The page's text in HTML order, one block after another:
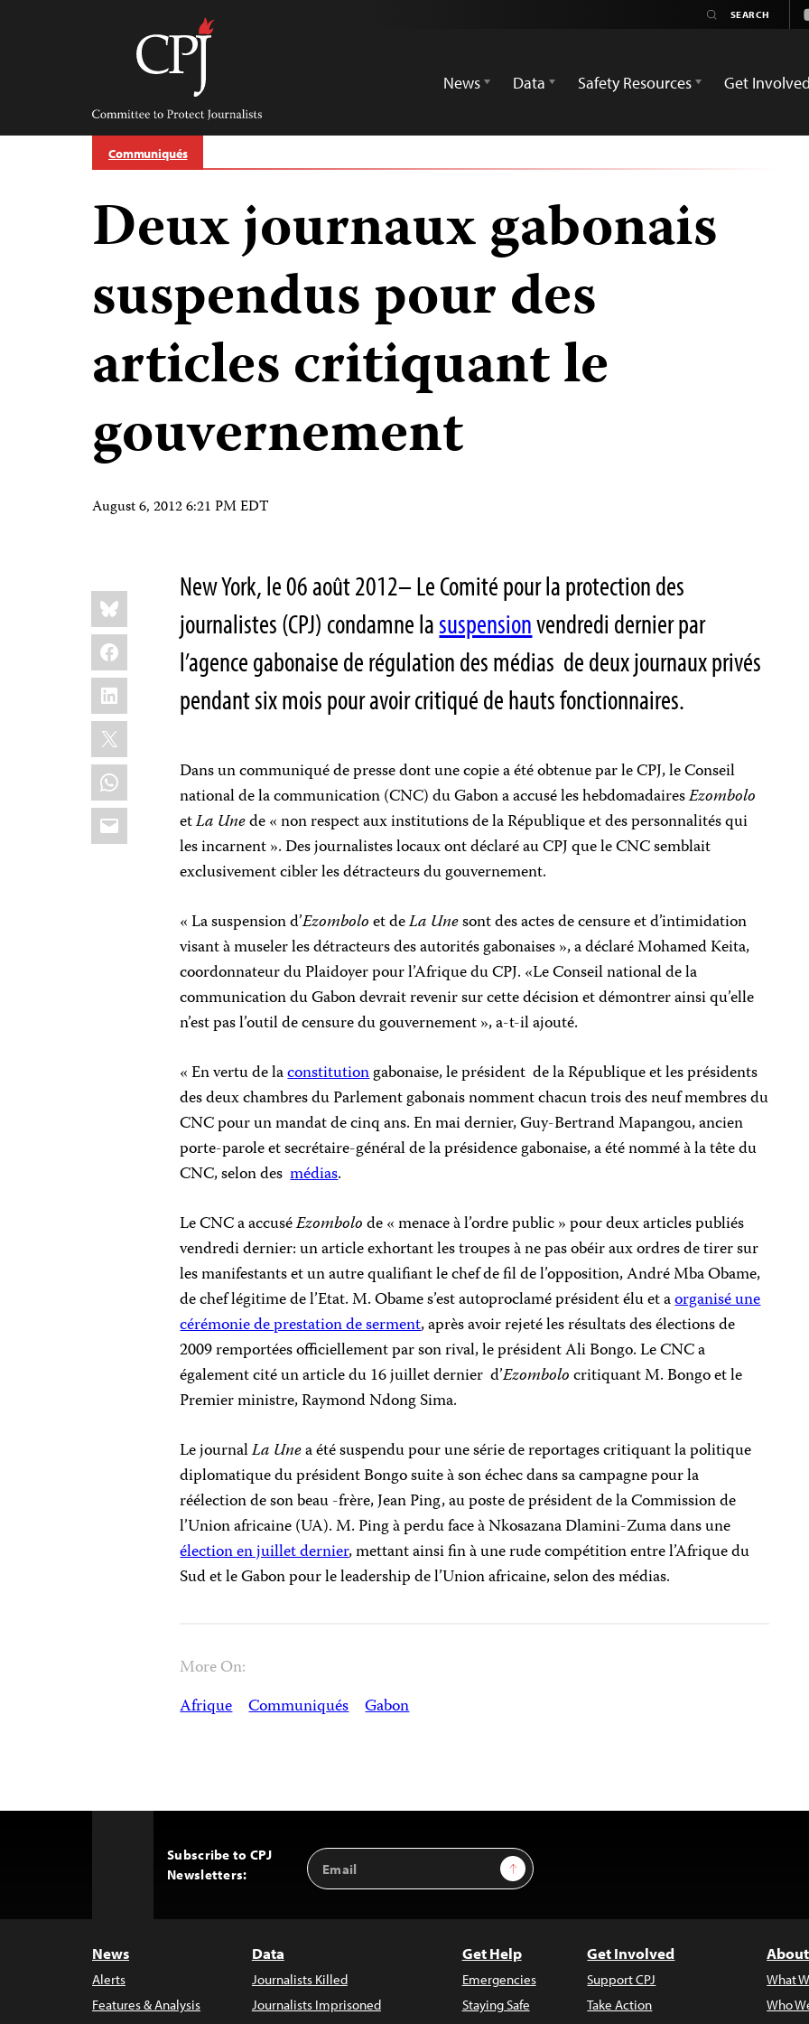
Committee
Protect
Journalists
News
Data Safety Resources Get Involved
Communiqués
Deux journaux gabonais
suspendus pour des
articles critiquant le
gouvernement
August 6, 2012 6:21 PM EDT
Share
this:
Bluesky
Facebook
LinkedIn
X
WhatsApp
Email
New York, le 06 août 2012– Le Comité pour la protection des
journalistes (CPJ) condamne lasuspensionvendredi dernier par
l’agence gabonaise de régulation des médias de deux journaux privés
pendant six mois pour avoir critiqué de hauts fonctionnaires.
Dans un communiqué de presse dont une copie a été obtenue par le CPJ, le Conseil
national de la communication (CNC) du Gabon a accusé les hebdomadairesEzombolo
etLa Unede « non respect aux institutions de la République et des personnalités qui
les incarnent ». Des journalistes locaux ont déclaré au CPJ que le CNC semblait
exclusivement cibler les détracteurs du gouvernement.
« La suspension d’Ezomboloet deLa Unesont des actes de censure et d’intimidation
visant à museler les détracteurs des autorités gabonaises », a déclaré Mohamed Keita,
coordonnateur du Plaidoyer pour l’Afrique du CPJ. «Le Conseil national de la
communication du Gabon devrait revenir sur cette décision et démontrer ainsi qu’elle
n’est pas l’outil de censure du gouvernement », a-t-il ajouté.
« En vertu de laconstitutiongabonaise, le président de la République et les présidents
des deux chambres du Parlement gabonais nomment chacun trois des neuf membres du
CNC pour un mandat de cinq ans. En mai dernier, Guy-Bertrand Mapangou, ancien
porte-parole et secrétaire-général de la présidence gabonaise, a été nommé à la tête du
CNC, selon desmédias.
Le CNC a accuséEzombolode « menace à l’ordre public » pour deux articles publiés
vendredi dernier: un article exhortant les troupes à ne pas obéir aux ordres de tirer sur
les manifestants et un autre qualifiant le chef de fil de l’opposition, André Mba Obame,
de chef légitime de l’Etat. M. Obame s’est autoproclamé président élu et aorganisé une
cérémonie de prestation de serment, après avoir rejeté les résultats des élections de
2009 remportées officiellement par son rival, le président Ali Bongo. Le CNC a
également cité un article du 16 juillet dernier d’Ezombolocritiquant M. Bongo et le
Premier ministre, Raymond Ndong Sima.
Le journalLa Unea été suspendu pour une série de reportages critiquant la politique
diplomatique du président Bongo suite à son échec dans sa campagne pour la
réélection de son beau -frère, Jean Ping, au poste de président de la Commission de
l’Union africaine (UA). M. Ping à perdu face à Nkosazana Dlamini-Zuma dans une
élection en juillet dernier, mettant ainsi fin à une rude compétition entre l’Afrique du
Sud et le Gabon pour le leadership de l’Union africaine, selon des médias.
More On:
Afrique Communiqués Gabon
Subscribe to CPJ
Newsletters:
Email
Address
Sign Up
News
Alerts
Features & Analysis
Data
Journalists Killed
Journalists Imprisoned
Get Help
Emergencies
Staying Safe
Get Involved
Support CPJ
Take Action
What
Who